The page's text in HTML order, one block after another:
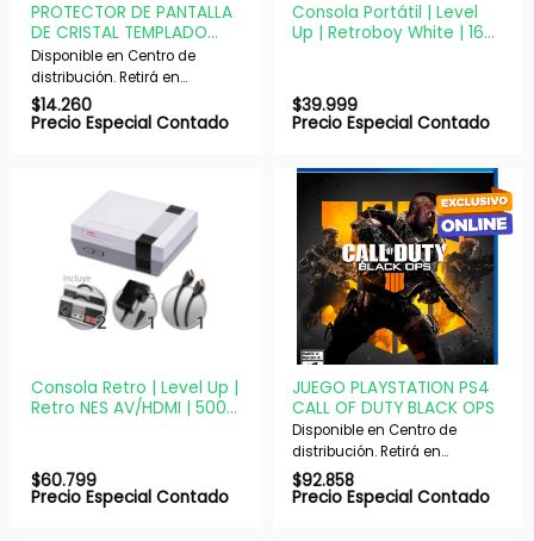
PROTECTOR DE PANTALLA
DE CRISTAL TEMPLADO
TRUST PARA NINTENDO
SWITCH GXT1245
Disponible en Centro de
distribución. Retirá en
nuestras sucursales en 48 hs
hábiles. Si es con envío,
$14.260
Precio Especial Contado
Consola Portátil | Level
Up | Retroboy White | 168
$39.999
Precio Especial Contado
Consola Retro | Level Up |
Retro NES AV/HDMI | 500
$60.799
Precio Especial Contado
JUEGO PLAYSTATION PS4
CALL OF DUTY BLACK OPS
Disponible en Centro de
distribución. Retirá en
nuestras sucursales en 48 hs
hábiles. Si es con envío,
$92.858
Precio Especial Contado